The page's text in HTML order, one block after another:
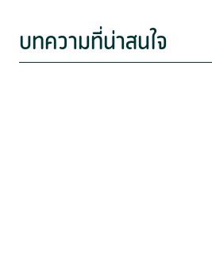
บทความที่น่าสนใจ